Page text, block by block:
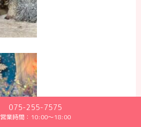
075-255-7575
営業時間：10:00～18:00